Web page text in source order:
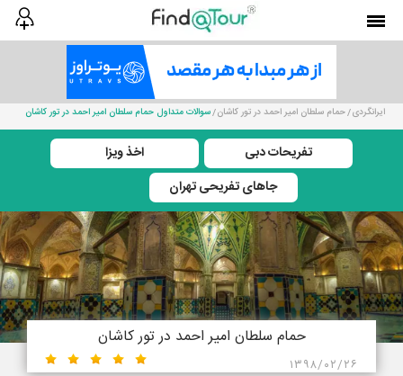
ایرانگردی حمام سلطان امیر احمد در تور کاشان سوالات متداول حمام سلطان امیر احمد در تور کاشان
تفریحات دبی
اخذ ویزا
جاهای تفریحی تهران
حمام سلطان امیر احمد در تور کاشان
۱۳۹۸/۰۲/۲۶